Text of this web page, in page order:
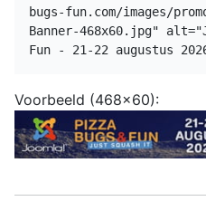
bugs-fun.com/images/
Banner-468x60.jpg"
Fun - 21-22 augustus
Voorbeeld (468x60):